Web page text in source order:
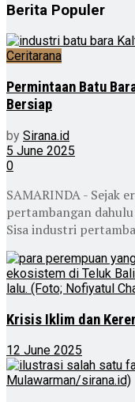
Berita Populer
Ceritarana
Permintaan Batu
Bersiap
by Sirana.id
5 June 2025
0
SAMARINDA - Sejak
pertambangan
Sisa industri
Krisis Iklim dan
12 June 2025